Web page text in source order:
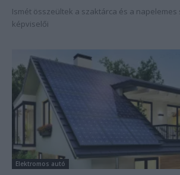
Ismét összeültek a szaktárca és a
képviselői
Elektromos autó